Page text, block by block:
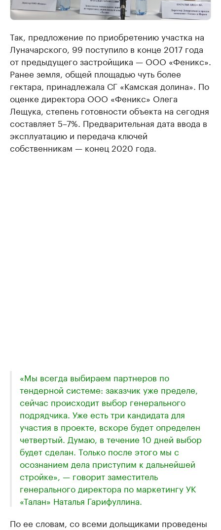
Так, предложение по приобретению участка на
Луначарского, 99 поступило в конце 2017 года
от предыдущего застройщика — ООО «Феникс».
Ранее земля, общей площадью чуть более
гектара, принадлежала СГ «Камская долина». По
оценке директора ООО «Феникс» Олега
Лещука, степень готовности объекта на сегодня
составляет 5–7%. Предварительная дата ввода в
эксплуатацию и передача ключей
собственникам — конец 2020 года.
«Мы всегда выбираем партнеров по
тендерной системе: заказчик уже пределе,
сейчас происходит выбор генерального
подрядчика. Уже есть три кандидата для
участия в проекте, вскоре будет определен
четвертый. Думаю, в течение 10 дней выбор
будет сделан. Только после этого мы с
осознанием дела приступим к дальнейшей
стройке», — говорит заместитель
генерального директора по маркетингу УК
«Талан» Наталья Гарифуллина.
По ее словам, со всеми дольщиками проведены